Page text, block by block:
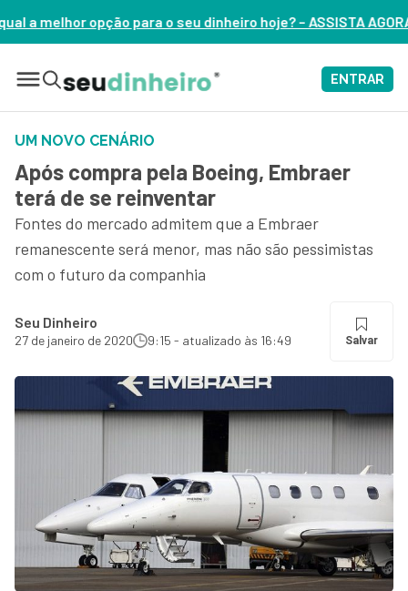
o seu dinheiro hoje? – ASSISTA AGORA
ENTRAR
UM NOVO CENÁRIO
Após compra pela Boeing, Embraer
terá de se reinventar
Fontes do mercado admitem que a Embraer
remanescente será menor, mas não são pessimistas
com o futuro da companhia
Seu Dinheiro
27 de janeiro de 2020 9:15 - atualizado às 16:49 Salvar